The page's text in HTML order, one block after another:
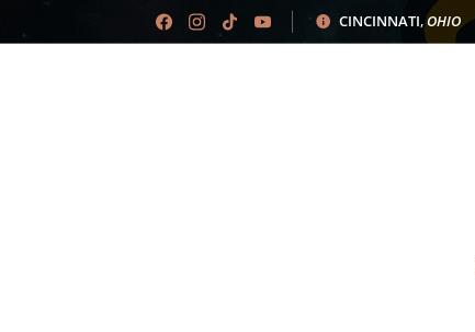
CINCINNATI,OHIO